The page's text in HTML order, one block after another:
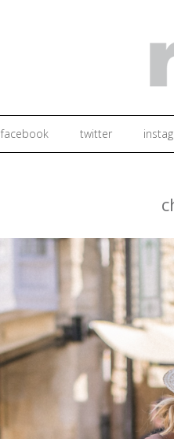
facebook twitter